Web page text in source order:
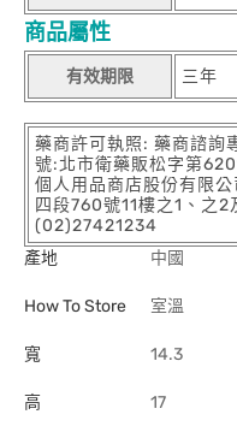
商品屬性
有效期限 三年
藥商許可執照: 藥商諮
號:北市衛藥販松字第
個人用品商店股份有限
四段760號11樓之1、之
(02)27421234
產地
中國
How To Store 室溫
寬 14.3
高 17